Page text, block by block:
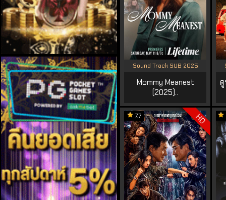
Sound Track SUB 2025
Mommy Meanest
(2025)..
ดู
HD
7.7